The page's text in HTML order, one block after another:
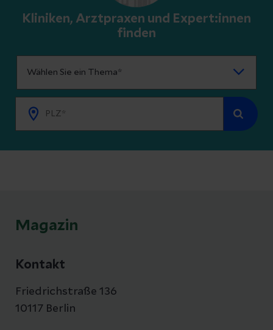
Kliniken, Arztpraxen und Expert:innen
finden
Magazin
Kontakt
Friedrichstraße 136
10117 Berlin